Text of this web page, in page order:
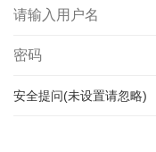
安全提问(未设置请忽略)